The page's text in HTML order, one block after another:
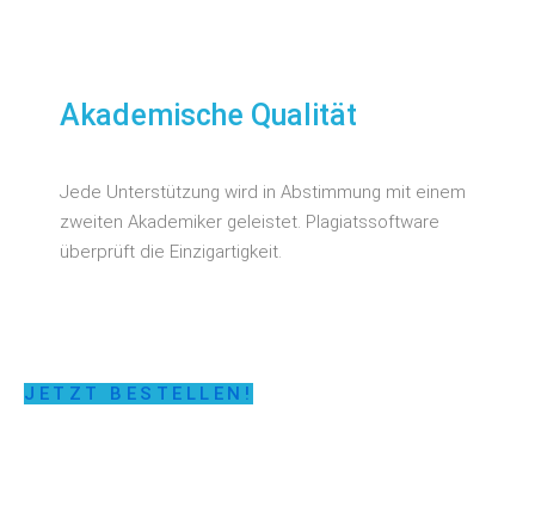
Akademische Qualität
Jede Unterstützung wird in Abstimmung mit einem
zweiten Akademiker geleistet. Plagiatssoftware
überprüft die Einzigartigkeit.
JETZT BESTELLEN!